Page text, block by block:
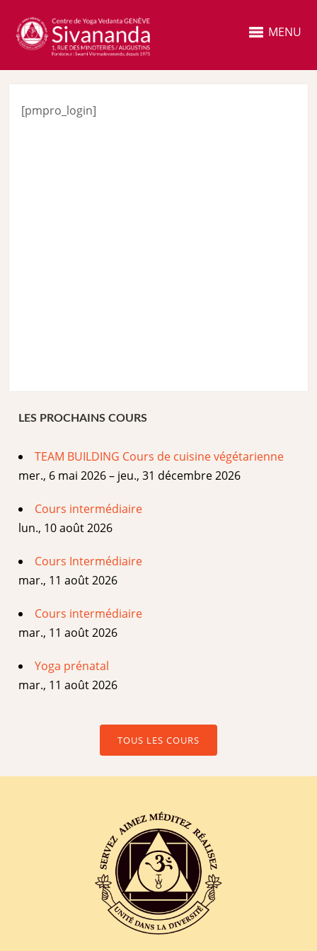
MENU
[pmpro_login]
LES PROCHAINS COURS
TEAM BUILDING Cours de cuisine végétarienne
mer., 6 mai 2026 – jeu., 31 décembre 2026
Cours intermédiaire
lun., 10 août 2026
Cours Intermédiaire
mar., 11 août 2026
Cours intermédiaire
mar., 11 août 2026
Yoga prénatal
mar., 11 août 2026
TOUS LES COURS